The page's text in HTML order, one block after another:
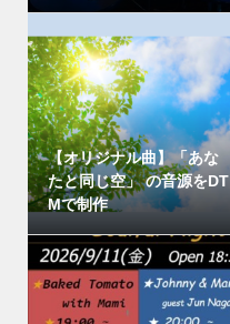
【オリジナル曲】「あな
たと同じ空」 の音源をDT
Mで制作